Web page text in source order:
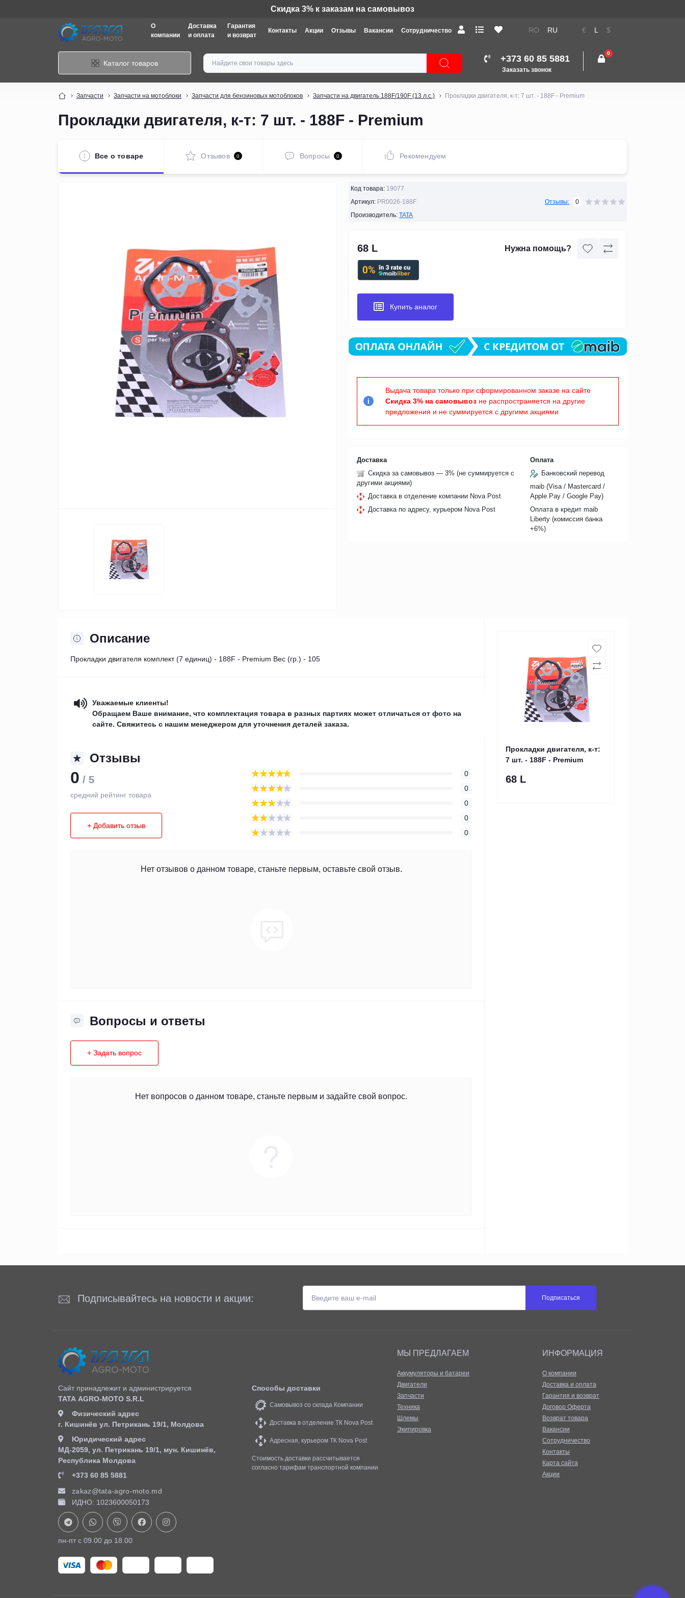
Техника: Бесплатная доставка
О
компании
Доставка
и оплата
Гарантия
и возврат
Контакты Акции Отзывы Вакансии Сотрудничество RO RU € L $
Каталог товаров +373 60 85 5881
Заказать звонок
0
Запчасти Запчасти на мотоблоки Запчасти для бензиновых мотоблоков Запчасти на двигатель 188F/190F (13 л.с.) Прокладки двигателя, к-т: 7 шт. - 188F - Premium
Прокладки двигателя, к-т: 7 шт. - 188F - Premium
Все о товаре Отзывов 0 Вопросы 0 Рекомендуем
Код товара: 19077
Артикул: PR0026-188F
Производитель: TATA
Отзывы: 0
68 L Нужна помощь?
Купить аналог
i
Выдача товара только при сформированном заказе на сайте
Скидка 3% на самовывозне распространяется на другие
предложения и не суммируется с другими акциями
Доставка
Скидка за самовывоз — 3% (не суммируется с
другими акциями)
Доставка в отделение компании Nova Post
Доставка по адресу, курьером Nova Post
Оплата
Банковский перевод
maib (Visa / Mastercard /
Apple Pay / Google Pay)
Оплата в кредит maib
Liberty (комиссия банкa
+6%)
Описание
Прокладки двигателя комплект (7 единиц) - 188F - Premium Вес (гр.) - 105
Уважаемые клиенты!
Обращаем Ваше внимание, что комплектация товара в разных партиях может отличаться от фото на
сайте. Свяжитесь с нашим менеджером для уточнения деталей заказа.
Отзывы
0 / 5
средний рейтинг товара
+ Добавить отзыв
0
0
0
0
0
Нет отзывов о данном товаре, станьте первым, оставьте свой отзыв.
Вопросы и ответы
+ Задать вопрос
Нет вопросов о данном товаре, станьте первым и задайте свой вопрос.
Прокладки двигателя, к-т:
7 шт. - 188F - Premium
68 L
Подписывайтесь на новости и акции: Подписаться
Сайт принадлежит и администрируется
ТАТА AGRO-MOTO S.R.L
Физический адрес
г. Кишинёв ул. Петрикань 19/1, Молдова
Юридический адрес
MД-2059, ул. Петрикань 19/1, мун. Кишинёв,
Республика Молдова
+373 60 85 5881
zakaz@tata-agro-moto.md
ИДНО: 1023600050173
пн-пт с 09.00 до 18.00
Способы доставки
Самовывоз со склада Компании
Доставка в отделение ТК Nova Post
Адресная, курьером ТК Nova Post
Стоимость доставки рассчитывается
согласно тарифам транспортной компании
МЫ ПРЕДЛАГАЕМ
Аккумуляторы и батареи
Двигатели
Запчасти
Техника
Шлемы
Экипировка
ИНФОРМАЦИЯ
О компании
Доставка и оплата
Гарантия и возврат
Договор Оферта
Возврат товара
Вакансии
Сотрудничество
Контакты
Карта сайта
Акции